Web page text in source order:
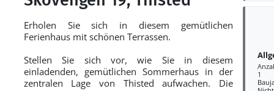
1
Erholen Sie sich in diesem gemütlichen
Ferienhaus mit schönen Terrassen.
Stellen Sie sich vor, wie Sie in diesem
einladenden, gemütlichen Sommerhaus in der
zentralen Lage von Thisted aufwachen. Die